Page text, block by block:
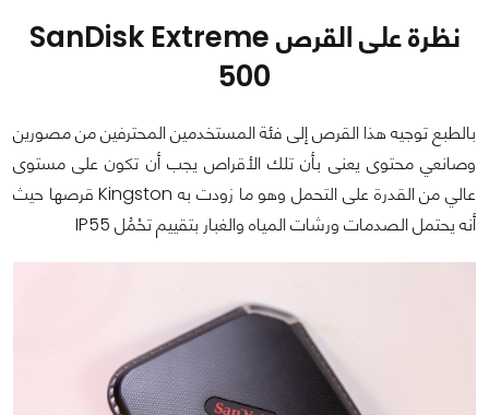
نظرة على القرص SanDisk Extreme
500
بالطبع توجيه هذا القرص إلى فئة المستخدمين المحترفين من مصورين
وصانعي محتوى يعنى بأن تلك الأقراص يجب أن تكون على مستوى
عالي من القدرة على التحمل وهو ما زودت به Kingston قرصها حيث
أنه يحتمل الصدمات ورشات المياه والغبار بتقييم تحْمُل IP55